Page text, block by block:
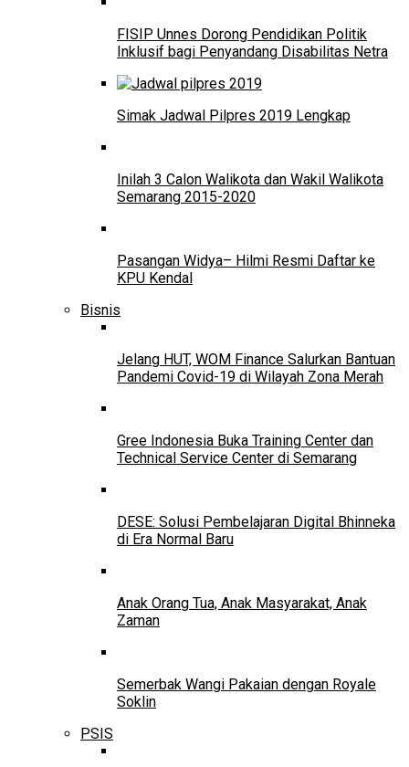
FISIP Unnes Dorong Pendidikan Politik
Inklusif bagi Penyandang Disabilitas Netra
Simak Jadwal Pilpres 2019 Lengkap
Inilah 3 Calon Walikota dan Wakil Walikota
Semarang 2015-2020
Pasangan Widya– Hilmi Resmi Daftar ke
KPU Kendal
Bisnis
Jelang HUT, WOM Finance Salurkan Bantuan
Pandemi Covid-19 di Wilayah Zona Merah
Gree Indonesia Buka Training Center dan
Technical Service Center di Semarang
DESE: Solusi Pembelajaran Digital Bhinneka
di Era Normal Baru
Anak Orang Tua, Anak Masyarakat, Anak
Zaman
Semerbak Wangi Pakaian dengan Royale
Soklin
PSIS